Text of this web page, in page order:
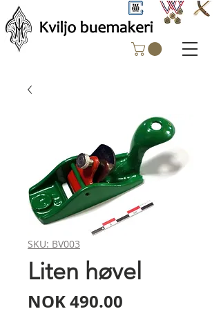
SKU: BV003
Liten høvel
NOK 490.00